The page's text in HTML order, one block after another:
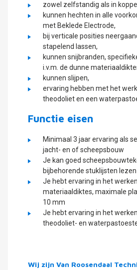
zowel zelfstandig als in
kunnen hechten in alle
met Beklede Electrode,
bij verticale posities
stapelend lassen,
kunnen snijbranden,
i.v.m. de dunne
kunnen slijpen,
ervaring hebben met het
theodoliet en een
Functie eisen
Minimaal 3 jaar ervaring als
jacht- en of scheepsbouw
Je kan goed
bijbehorende stuklijsten lezen
Je hebt ervaring in het
materiaaldiktes, maximale
10 mm
Je hebt ervaring in het
theodoliet- en
Wij zijn Van Roosendaal